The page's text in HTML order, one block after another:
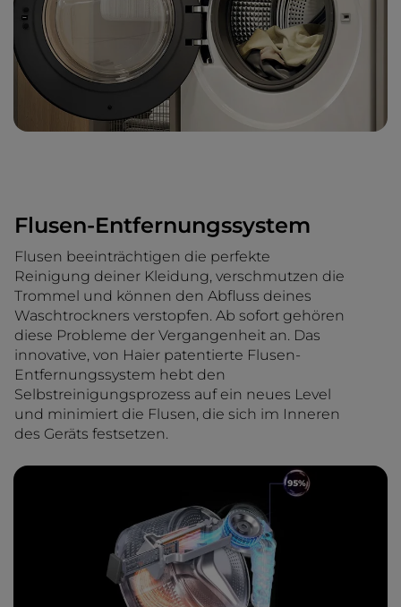
Flusen-Entfernungssystem
Flusen beeinträchtigen die perfekte
Reinigung deiner Kleidung, verschmutzen die
Trommel und können den Abfluss deines
Waschtrockners verstopfen. Ab sofort gehören
diese Probleme der Vergangenheit an. Das
innovative, von Haier patentierte Flusen-
Entfernungssystem hebt den
Selbstreinigungsprozess auf ein neues Level
und minimiert die Flusen, die sich im Inneren
des Geräts festsetzen.